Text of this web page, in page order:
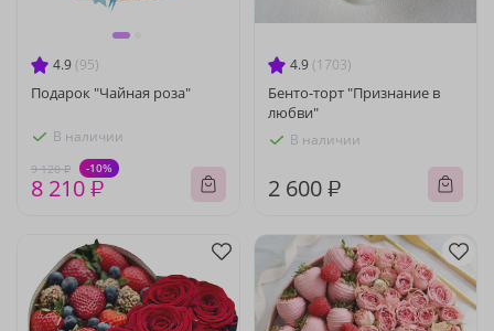
4.9 (95)
Подарок "Чайная роза"
В наличии
9 120 ₽ -10%
8 210 ₽
4.9 (1703)
Бенто-торт "Признание в
любви"
В наличии
2 600 ₽